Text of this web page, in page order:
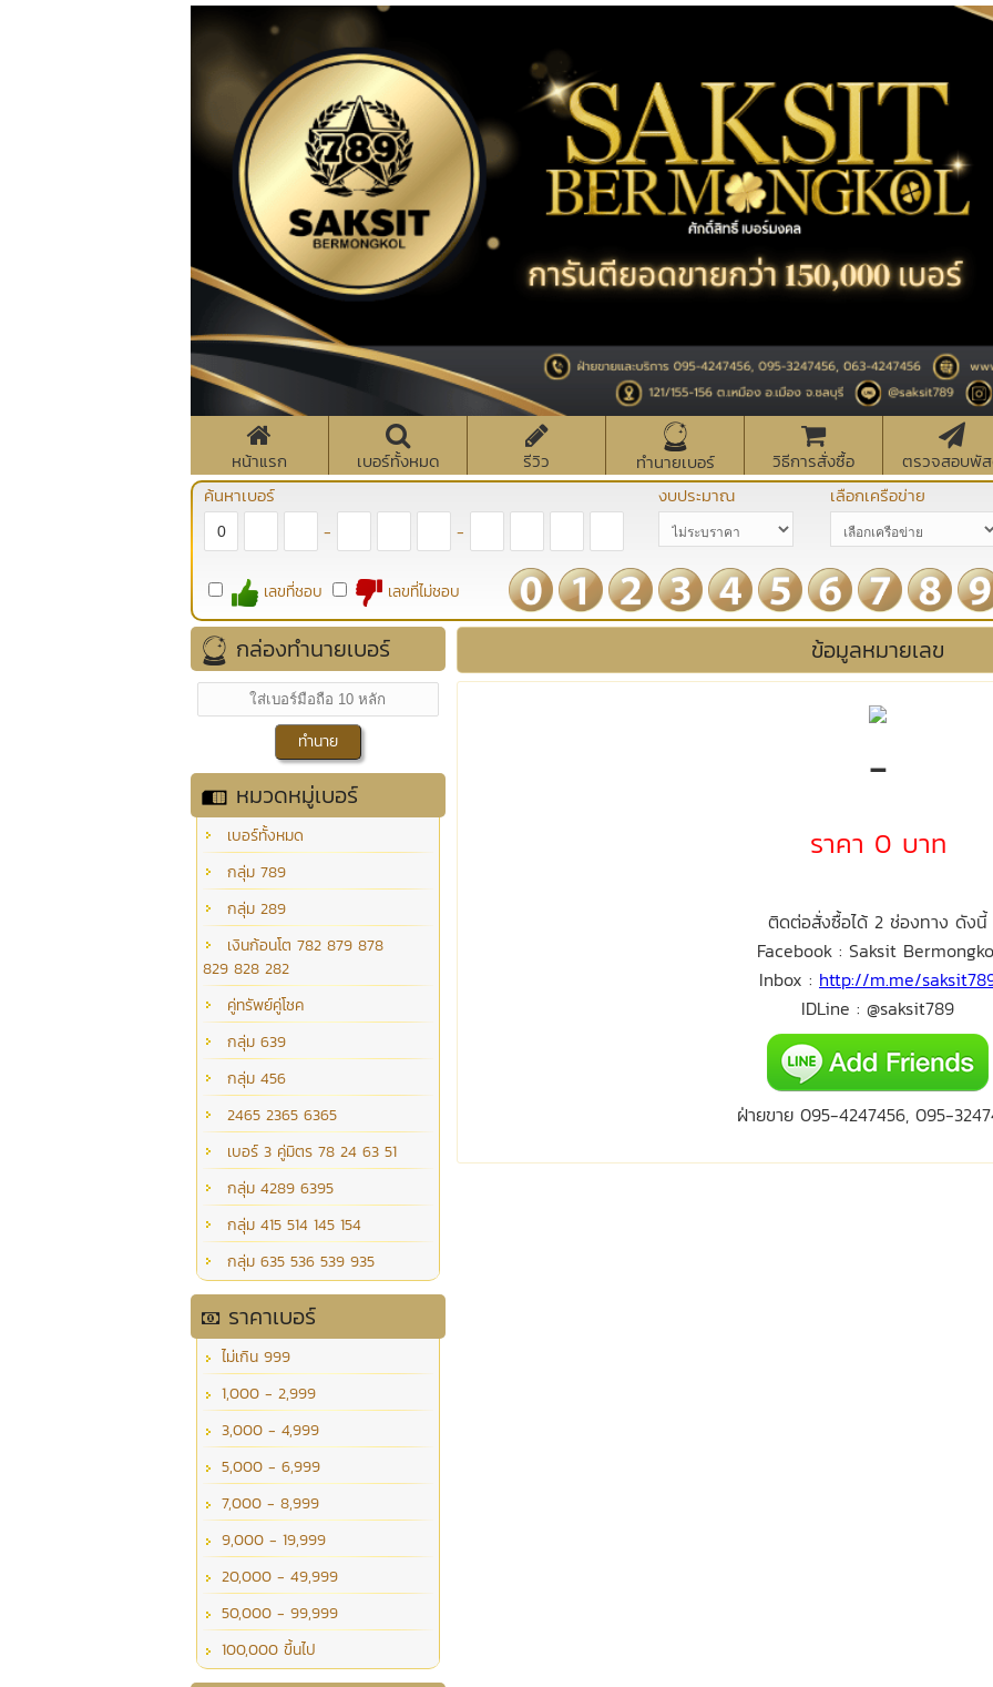
หน้าแรก เบอร์ทั้งหมด รีวิว ทำนายเบอร์ วิธีการสั่งซื้อ
ตรวจสอบพั
ค้นหาเบอร์
- -
งบประมาณ เลือกเครือข่าย
เลขที่ชอบ เลขที่ไม่ชอบ
กล่องทำนายเบอร์
หมวดหมู่เบอร์
เบอร์ทั้งหมด
กลุ่ม 789
กลุ่ม 289
เงินก้อนโต 782 879 878
829 828 282
คู่ทรัพย์คู่โชค
กลุ่ม 639
กลุ่ม 456
2465 2365 6365
เบอร์ 3 คู่มิตร 78 24 63 51
กลุ่ม 4289 6395
กลุ่ม 415 514 145 154
กลุ่ม 635 536 539 935
ราคาเบอร์
ไม่เกิน 999
1,000 - 2,999
3,000 - 4,999
5,000 - 6,999
7,000 - 8,999
9,000 - 19,999
20,000 - 49,999
50,000 - 99,999
100,000 ขึ้นไป
ข้อมูลหมายเลข
-
ราคา 0 บาท
ติดต่อสั่งซื้อได้ 2 ช่องทาง ดังนี้
Facebook : Saksit
Inbox : http://m.me/
IDLine : @saksit789
ฝ่ายขาย 095-4247456, 095-